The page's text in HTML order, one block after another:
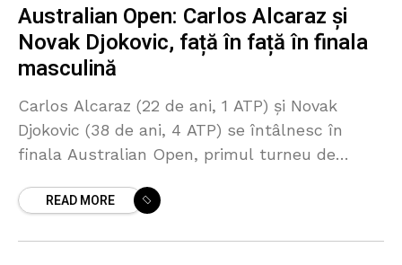
Australian Open: Carlos Alcaraz și
Novak Djokovic, față în față în finala
masculină
Carlos Alcaraz (22 de ani, 1 ATP) și Novak
Djokovic (38 de ani, 4 ATP) se întâlnesc în
finala Australian Open, primul turneu de
să înceapă
READ MORE